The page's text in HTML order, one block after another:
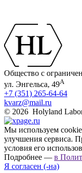
Общество с
ул. Энгельса, 49А
+7 (351) 265-64-64
kvarz@mail.ru
© 2026 Holyland
Мы используем cookie
улучшения сервиса.
условия его
Подробнее — в
Я согласен (-на)